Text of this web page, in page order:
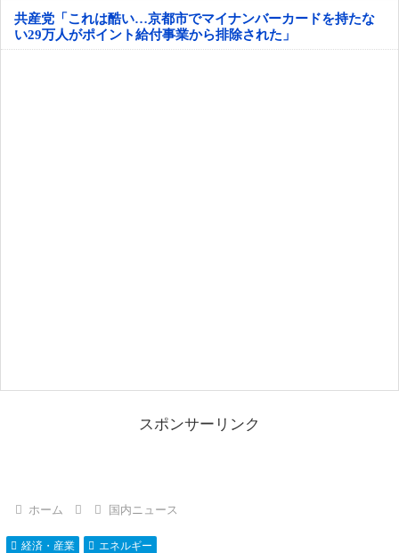
共産党「これは酷い…京都市でマイナンバーカードを持たな
い29万人がポイント給付事業から排除された」
スポンサーリンク
ホーム 国内ニュース
経済・産業 エネルギー